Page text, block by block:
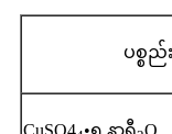
ပစ္စည်း
CuSO4 •၅ နာရီ O